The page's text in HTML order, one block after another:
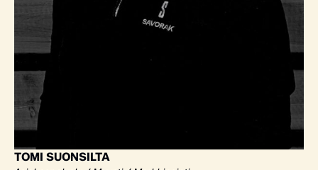
TOMI SUONSILTA